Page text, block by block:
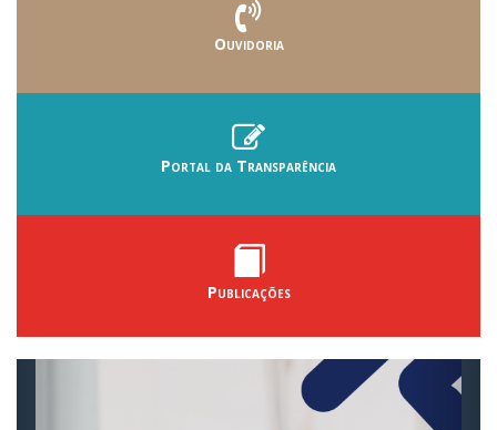
Ouvidoria
Portal da Transparência
Publicações